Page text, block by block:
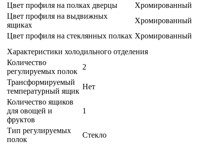
Цвет профиля на полках дверцы
Хромированный
Цвет профиля на выдвижных
ящиках
Хромированный
Цвет профиля на стеклянных полках Хромированный
Характеристики холодильного отделения
Количество
регулируемых полок
2
Трансформируемый
температурный ящик
Нет
Количество ящиков
для овощей и
фруктов
1
Тип регулируемых
полок
Стекло